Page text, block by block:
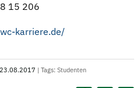
15 206
karriere.de/
| Tags: Studenten